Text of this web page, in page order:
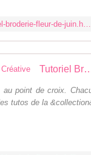
http://www.passionnementcreative.fr/2014/06/tutoriel-broderie-fleur-de-juin.html
Tutoriel Broderie - Fleur de juillet -
point de croix.
tutos de la